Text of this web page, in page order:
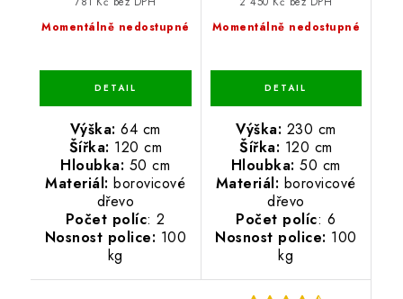
Momentálně nedostupné
Výška: 64 cm
Šířka: 120 cm
Hloubka: 50 cm
Materiál: borovicové
dřevo
Počet políc: 2
Nosnost police: 100
kg
Momentálně nedostupné
Výška: 230 cm
Šířka: 120 cm
Hloubka: 50 cm
Materiál: borovicové
dřevo
Počet políc: 6
Nosnost police: 100
kg